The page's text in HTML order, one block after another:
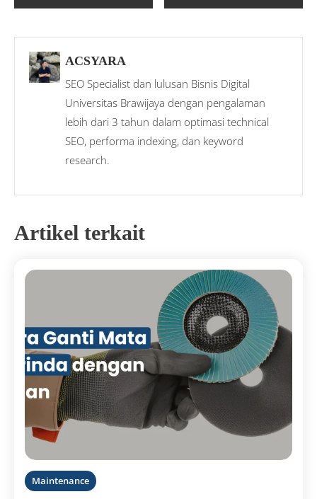
ACSYARA
SEO Specialist dan lulusan Bisnis Digital
Universitas Brawijaya dengan pengalaman
lebih dari 3 tahun dalam optimasi technical
SEO, performa indexing, dan keyword
research.
Artikel terkait
Maintenance